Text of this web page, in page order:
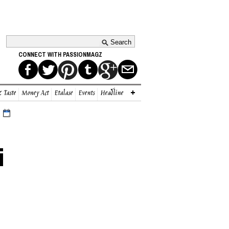
CONNECT WITH PASSIONMAGZ
Money Act Etalase Events Headline